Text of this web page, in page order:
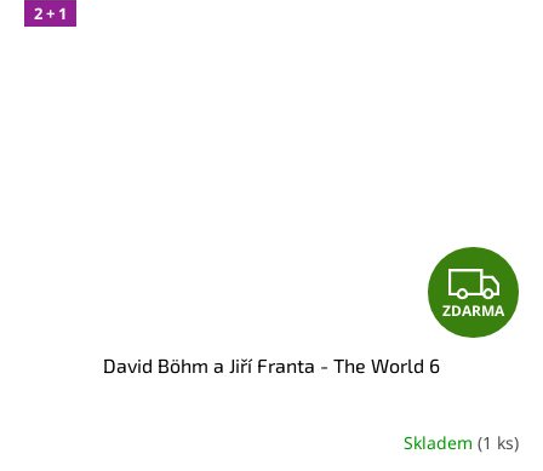
2 + 1
Z
D
R
ZDARMA
David Böhm a Jiří Franta - The World 6
Skladem (1 ks)